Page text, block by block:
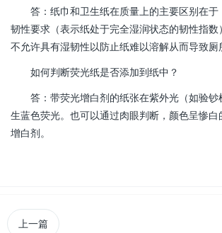
答：纸巾和卫生纸在质量上的主要区别
韧性要求（表示纸处于完全湿润状态的韧性指数
不允许具有湿韧性以防止纸难以溶解从而导致
如何判断荧光纸是否添加到纸中？
答：带荧光增白剂的纸张在紫外光（如
生蓝色荧光。也可以通过肉眼判断，颜色呈惨
增白剂。
上一篇